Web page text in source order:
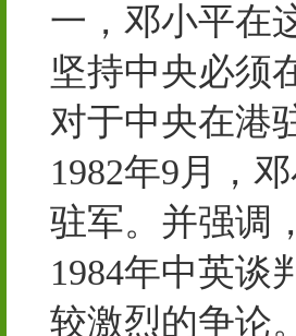
一，邓小平在
坚持中央必须
对于中央在港
1982年9月，
驻军。并强调
1984年中英谈
较激烈的争论